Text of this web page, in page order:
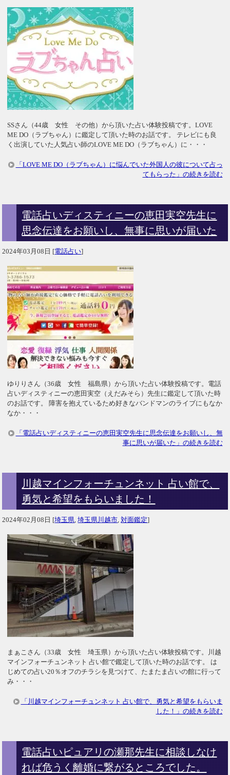
SSさん（44歳 女性 その他）から頂いた占い体験投稿です。LOVE
ME DO（ラブちゃん）に鑑定して頂いた時のお話です。 テレビにも良
く出演していた人気占い師のLOVE ME DO（ラブちゃん）に・・・
「LOVE ME DO（ラブちゃん）に悩んでいた外国人の彼について占っ
てもらった」の続きを読む
電話占いディスティニーの恵田実空先生に
思念伝達をお願いし、無事に思いが届いた
2024年03月08日 [電話占い]
ゆりりさん（36歳 女性 福島県）から頂いた占い体験投稿です。電話
占いディスティニーの恵田実空（えだみそら）先生に鑑定して頂いた時
のお話です。 障害を抱えているため好きなバンドマンのライブにもなか
なか・・・
「電話占いディスティニーの恵田実空先生に思念伝達をお願いし、無
事に思いが届いた」の続きを読む
川越マインフォーチュンネット 占い館で、
勇気と希望をもらいました！
2024年02月08日 [埼玉県 ,埼玉県川越市 ,対面鑑定]
まぁこさん（33歳 女性 埼玉県）から頂いた占い体験投稿です。川越
マインフォーチュンネット 占い館で鑑定して頂いた時のお話です。 は
じめての占い20％オフのチラシを見つけて、たまたま占いの館に行って
み・・・
「川越マインフォーチュンネット 占い館で、勇気と希望をもらいま
した！」の続きを読む
電話占いピュアリの瀬那先生に相談しなけ
れば危うく離婚に繋がるところでした。